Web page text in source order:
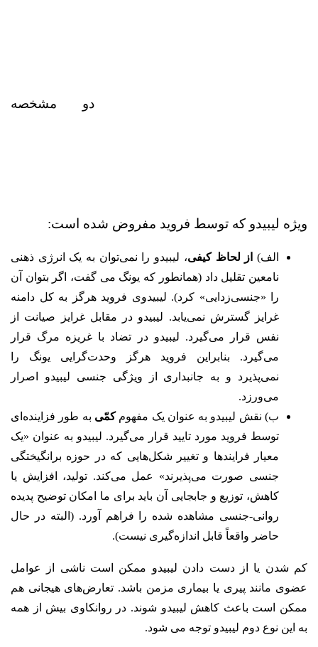
دو مشخصه‌
ویژه لیبیدو که توسط فروید مفروض شده است:
الف) از لحاظ کیفی، لیبیدو را نمی‌توان به یک انرژی ذهنی
نامعین تقلیل داد (همانطور که یونگ می گفت، اگر بتوان آن
را «جنسی‌زدایی» کرد). لیبیدوی فروید هرگز به کل دامنه
غرایز گسترش نمی‌یابد. لیبیدو در مقابل غرایز صیانت از
نفس قرار می‌گیرد. لیبیدو در تضاد با غریزه مرگ قرار
می‌گیرد. بنابراین فروید هرگز وحدت‌گرایی یونگ را
نمی‌پذیرد و به جانبداری از ویژگی جنسی لیبیدو اصرار
می‌ورزد.
ب) نقش لیبیدو به عنوان یک مفهومکمّی به طور فزاینده‌ای
توسط فروید مورد تایید قرار می‌گیرد. لیبیدو به عنوان «یک
معیار فرایندها و تغییر شکل‌هایی که در حوزه برانگیختگی
جنسی صورت می‌پذیرند» عمل می‌کند. تولید، افزایش یا
کاهش، توزیع و جابجایی آن باید برای ما امکان توضیح پدیده
روانی-جنسی مشاهده شده را فراهم آورد. (البته در حال
حاضر واقعاً قابل اندازه‌گیری نیست).
کم شدن یا از دست دادن لیبیدو ممکن است ناشی از عوامل
عضوی مانند پیری یا بیماری مزمن باشد. تعارض‌های هیجانی هم
ممکن است باعث کاهش لیبیدو شوند. در روانکاوی بیش از همه
به این نوع دوم لیبیدو توجه می شود.